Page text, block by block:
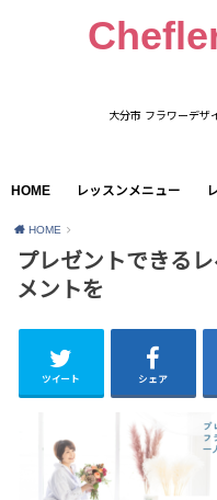
大分市 フラワーデザ
HOME レッスンメニュー
HOME
プレゼントできる
メントを
ツイート シェア